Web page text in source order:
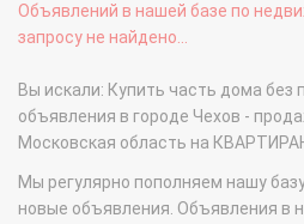
Объявлений в нашей базе по
запросу не найдено...
Вы искали: Купить часть дома без
объявления в городе Чехов -
Московская область на
Мы регулярно пополняем нашу
новые объявления. Объявления в